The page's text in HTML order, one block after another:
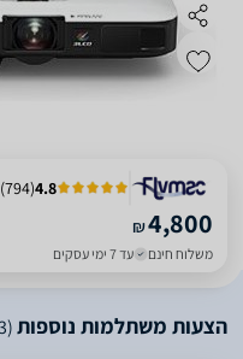
4.8
(
794
)
₪4,800
משלוח חינם עד 7 ימי עסקים
הצעות משתלמות נוספות(3)